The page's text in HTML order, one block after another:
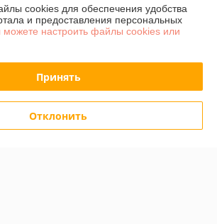
cookies
cookies для обеспечения удобства
и предоставления персональных
можете настроить файлы cookies или
Принять
Отклонить